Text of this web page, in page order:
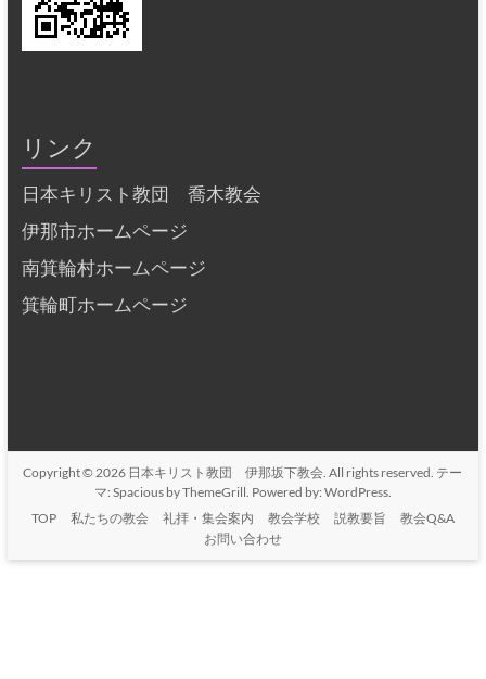
リンク
日本キリスト教団 喬木教会
伊那市ホームページ
南箕輪村ホームページ
箕輪町ホームページ
Copyright © 2026 日本キリスト教団 伊那坂下教会. All rights reserved. テー
マ: Spaciousby ThemeGrill. Powered by: WordPress.
TOP
私たちの教会 礼拝・集会案内 教会学校 説教要旨
教会Q&A
お問い合わせ